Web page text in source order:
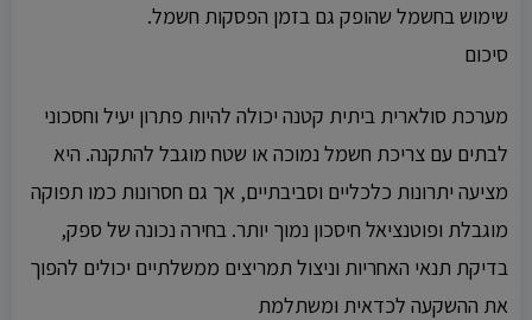
שימוש בחשמל שהופק גם בזמן הפסקות חשמל.
סיכום
מערכת סולארית ביתית קטנה יכולה להיות פתרון יעיל וחסכוני
לבתים עם צריכת חשמל נמוכה או שטח מוגבל להתקנה. היא
מציעה יתרונות כלכליים וסביבתיים, אך גם חסרונות כמו תפוקה
מוגבלת ופוטנציאל חיסכון נמוך יותר. בחירה נכונה של ספק,
בדיקת תנאי האחריות וניצול תמריצים ממשלתיים יכולים להפוך
את ההשקעה לכדאית ומשתלמת